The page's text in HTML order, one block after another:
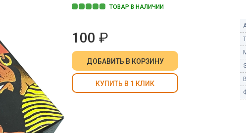
Лимонки, гранаты
Корсары
Летающие и наземные
Бабочки, пчелы
Жуки
Бенгальские огни малые
Бенгальские огни
Фонтаны
ТОВАР В НАЛИЧИИ
100 ₽
ДОБАВИТЬ В КОРЗИНУ
КУПИТЬ В 1 КЛИК